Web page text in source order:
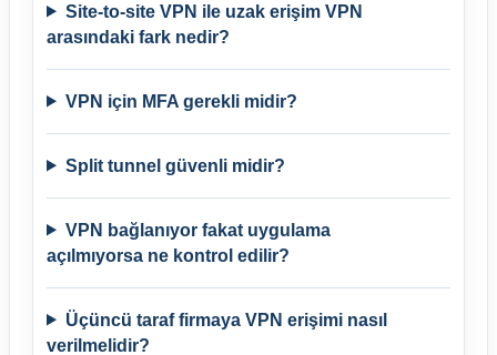
Site-to-site VPN ile uzak erişim VPN
arasındaki fark nedir?
VPN için MFA gerekli midir?
Split tunnel güvenli midir?
VPN bağlanıyor fakat uygulama
açılmıyorsa ne kontrol edilir?
Üçüncü taraf firmaya VPN erişimi nasıl
verilmelidir?